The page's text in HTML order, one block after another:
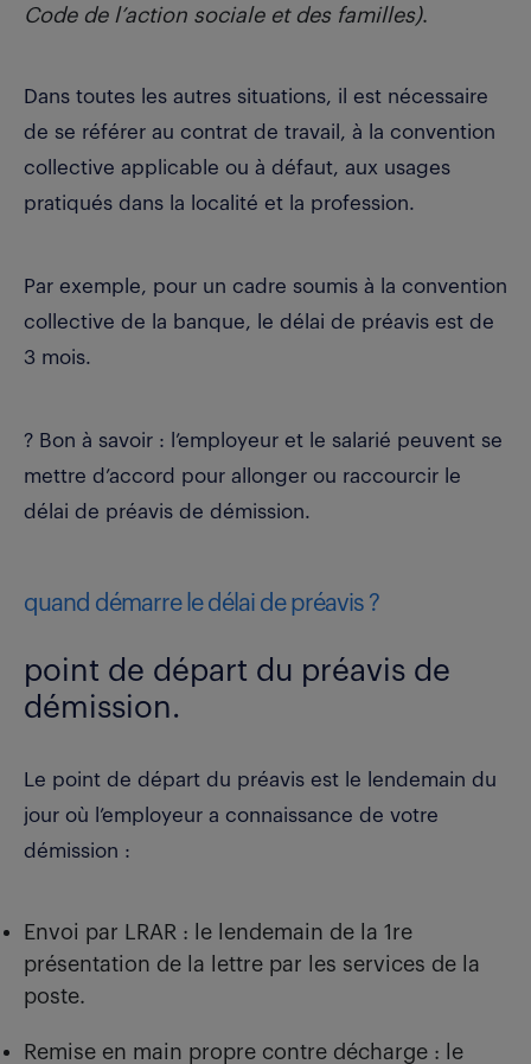
Code de l’action sociale et des familles).
Dans toutes les autres situations, il est nécessaire
de se référer au contrat de travail, à la convention
collective applicable ou à défaut, aux usages
pratiqués dans la localité et la profession.
Par exemple, pour un cadre soumis à la convention
collective de la banque, le délai de préavis est de
3 mois.
? Bon à savoir : l’employeur et le salarié peuvent se
mettre d’accord pour allonger ou raccourcir le
délai de préavis de démission.
quand démarre le délai de préavis ?
point de départ du préavis de
démission.
Le point de départ du préavis est le lendemain du
jour où l’employeur a connaissance de votre
démission :
Envoi par LRAR : le lendemain de la 1re
présentation de la lettre par les services de la
poste.
Remise en main propre contre décharge : le